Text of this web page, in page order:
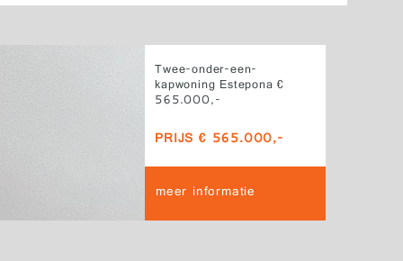
Twee-onder-een-
kapwoning Estepona €
565.000,-
PRIJS € 565.000,-
meer informatie